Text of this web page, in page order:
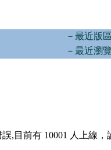
－最近版
－最近瀏
,目前有 10001 人上線